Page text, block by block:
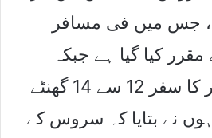
جس میں فی مسافر
روپے مقرر کیا گیا ہے جبکہ
کراچی سے چاہ بہار کا سفر 12 سے 14 گھنٹے
نے بتایا کہ سروس کے